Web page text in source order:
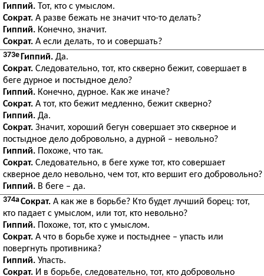
Гиппий. Тот, кто с умыслом.
Сократ. А разве бежать не значит что-то делать?
Гиппий. Конечно, значит.
Сократ. А если делать, то и совершать?
373e Гиппий. Да.
Сократ. Следовательно, тот, кто скверно бежит, совершает в
беге дурное и постыдное дело?
Гиппий. Конечно, дурное. Как же иначе?
Сократ. А тот, кто бежит медленно, бежит скверно?
Гиппий. Да.
Сократ. Значит, хороший бегун совершает это скверное и
постыдное дело добровольно, а дурной – невольно?
Гиппий. Похоже, что так.
Сократ. Следовательно, в беге хуже тот, кто совершает
скверное дело невольно, чем тот, кто вершит его добровольно?
Гиппий. В беге – да.
374aСократ. А как же в борьбе? Кто будет лучший борец: тот,
кто падает с умыслом, или тот, кто невольно?
Гиппий. Похоже, тот, кто с умыслом.
Сократ. А что в борьбе хуже и постыднее – упасть или
повергнуть противника?
Гиппий. Упасть.
Сократ. И в борьбе, следовательно, тот, кто добровольно